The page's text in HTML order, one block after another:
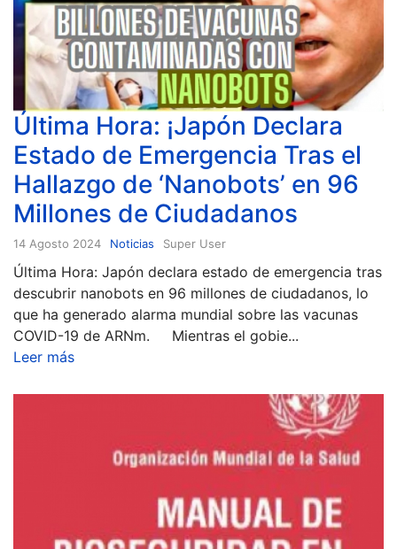
Última Hora: ¡Japón Declara
Estado de Emergencia Tras el
Hallazgo de ‘Nanobots’ en 96
Millones de Ciudadanos
14 Agosto 2024 Noticias Super User
Última Hora: Japón declara estado de emergencia tras
descubrir nanobots en 96 millones de ciudadanos, lo
que ha generado alarma mundial sobre las vacunas
COVID-19 de ARNm. Mientras el gobie...
Leer más